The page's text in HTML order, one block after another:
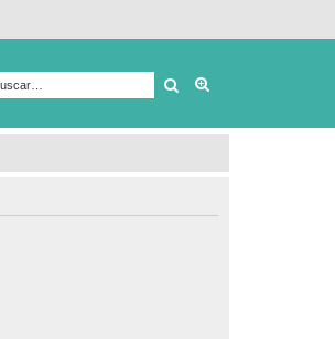
Buscar